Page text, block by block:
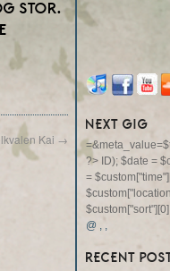
STOR.
Kai →
NEXT GIG
?> ID); $date =
=
@ , ,
RECENT